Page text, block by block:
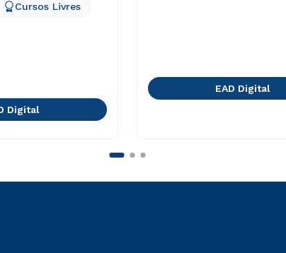
Cursos Livres
Digital
EAD Digital